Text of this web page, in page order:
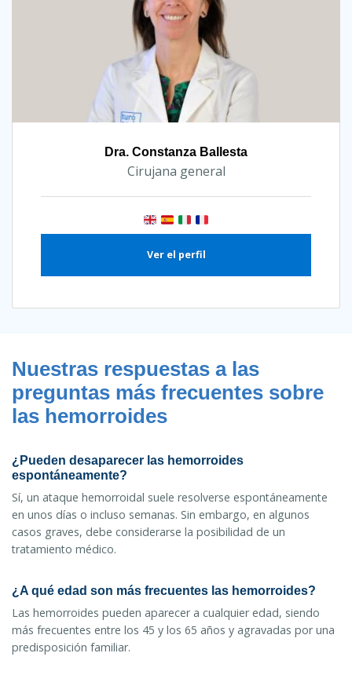
Dra. Constanza Ballesta
Cirujana general
Ver el perfil
Nuestras respuestas a las
preguntas más frecuentes sobre
las hemorroides
¿Pueden desaparecer las hemorroides
espontáneamente?
Sí, un ataque hemorroidal suele resolverse espontáneamente
en unos días o incluso semanas. Sin embargo, en algunos
casos graves, debe considerarse la posibilidad de un
tratamiento médico.
¿A qué edad son más frecuentes las hemorroides?
Las hemorroides pueden aparecer a cualquier edad, siendo
más frecuentes entre los 45 y los 65 años y agravadas por una
predisposición familiar.